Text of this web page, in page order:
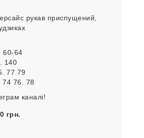
рукав приспущений,
60-64
140
77 79
74 76. 78
каналі!
грн.